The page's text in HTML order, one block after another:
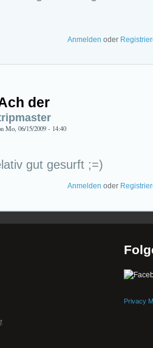
Anmelden oder
der
Mo, 06/15/2009 - 14:40
gut gesurft ;=)
Anmelden oder
Privacy